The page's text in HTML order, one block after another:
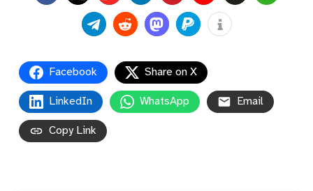
Facebook Share on X
LinkedIn WhatsApp Email
Copy Link